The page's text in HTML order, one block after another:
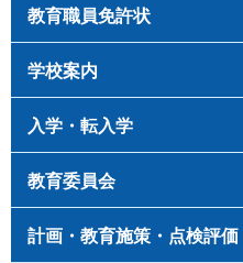
教育職員免許状
学校案内
入学・転入学
教育委員会
計画・教育施策・点検評価